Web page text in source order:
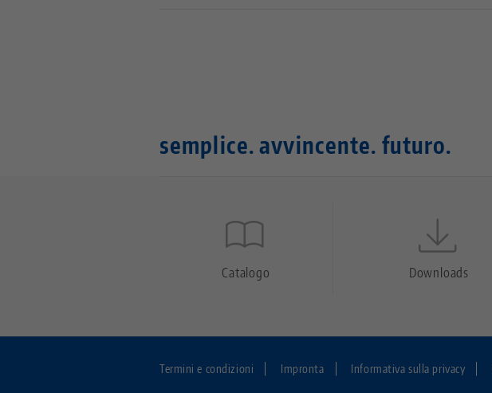
semplice. avvincente. futuro.
Quicklinks
Footer
Catalogo Downloads
Termini e condizioni Impronta Informativa sulla privacy